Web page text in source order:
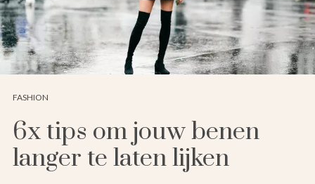
FASHION
6x tips om jouw benen
langer te laten lijken